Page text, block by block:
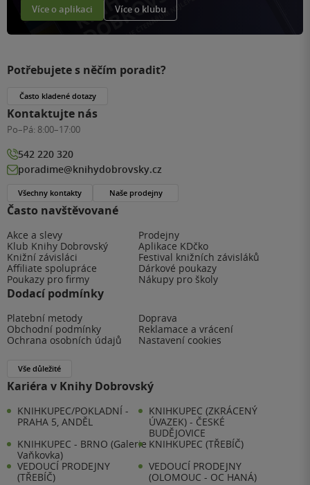
Více o aplikaci Více o klubu
Často navštěvované
Akce a slevy
Prodejny
Klub Knihy Dobrovský
Aplikace KDčko
Knižní závisláci
Festival knižních závisláků
Affiliate spolupráce
Dárkové poukazy
Poukazy pro firmy
Nákupy pro školy
Dodací podmínky
Platební metody
Doprava
Obchodní podmínky
Reklamace a vrácení
Ochrana osobních údajů
Nastavení cookies
Vše důležité
Kariéra v Knihy Dobrovský
KNIHKUPEC/POKLADNÍ -
PRAHA 5, ANDĚL
KNIHKUPEC (ZKRÁCENÝ
ÚVAZEK) - ČESKÉ
BUDĚJOVICE
KNIHKUPEC - BRNO (Galerie
Vaňkovka)
KNIHKUPEC (TŘEBÍČ)
VEDOUCÍ PRODEJNY
(TŘEBÍČ)
VEDOUCÍ PRODEJNY
(OLOMOUC - OC HANÁ)
Potřebujete s něčím poradit?
Často kladené dotazy
Kontaktujte nás
Po–Pá: 8:00–17:00
542 220 320
poradime@knihydobrovsky.cz
Všechny kontakty Naše prodejny